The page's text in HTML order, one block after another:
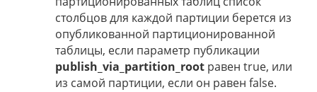
столбцов для каждой партиции берется из
опубликованной партиционированной
таблицы, если параметр публикации
publish_via_partition_root равен true, или
из самой партиции, если он равен false.